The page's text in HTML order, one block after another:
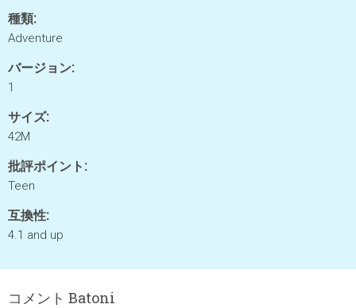
種類:
Adventure
バージョン:
1
サイズ:
42M
批評ポイント:
Teen
互換性:
4.1 and up
コメント Batoni